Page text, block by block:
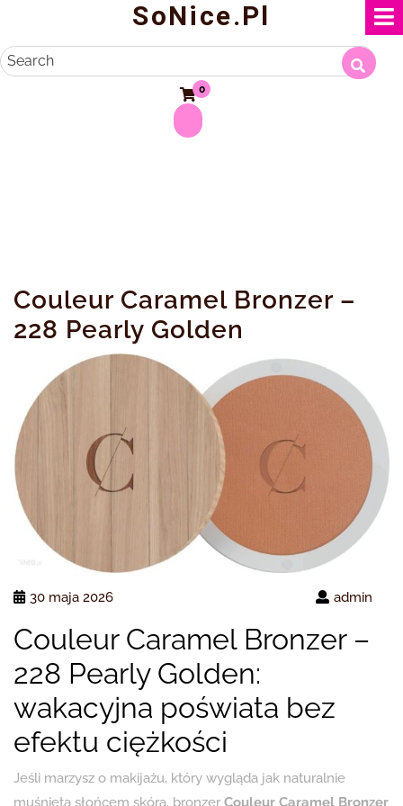
content
SoNice.pl
Search
0
Couleur Caramel Bronzer –
228 Pearly Golden
30 maja 2026 admin
Couleur Caramel Bronzer –
228 Pearly Golden:
wakacyjna poświata bez
efektu ciężkości
Jeśli marzysz o makijażu, który wygląda jak naturalnie
muśnięta słońcem skóra, bronzer Couleur Caramel Bronzer